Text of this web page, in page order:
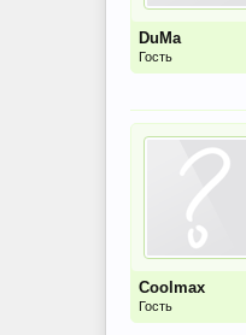
DuMa
Гость
Coolmax
Гость